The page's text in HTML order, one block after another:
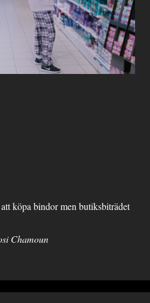
köpa bindor men butiksbiträdet
Chamoun